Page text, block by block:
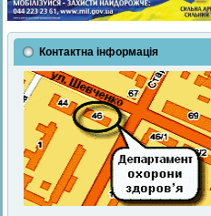
Контактна інформація